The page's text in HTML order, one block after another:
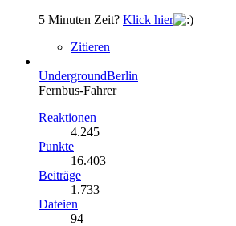
5 Minuten Zeit? Klick hier
Zitieren
UndergroundBerlin
Fernbus-Fahrer
Reaktionen
4.245
Punkte
16.403
Beiträge
1.733
Dateien
94